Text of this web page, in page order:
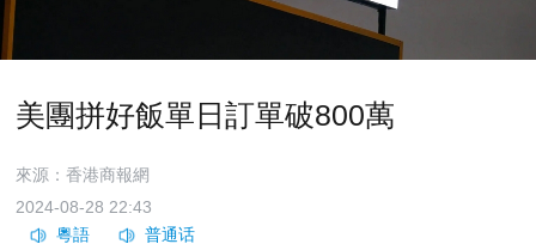
美團拼好飯單日訂單破800萬
來源：香港商報網
2024-08-28 22:43